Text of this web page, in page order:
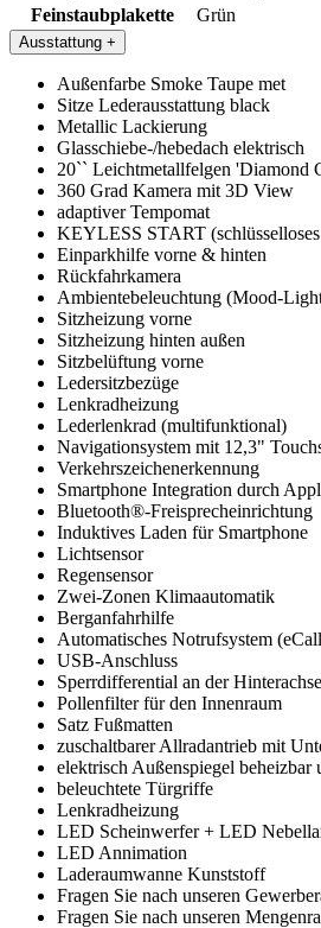
Feinstaubplakette
Grün
Ausstattung +
Außenfarbe Smoke Taupe met
Sitze Lederausstattung black
Metallic Lackierung
Glasschiebe-/hebedach elektrisch
20`` Leichtmetallfelgen 'Diamond
360 Grad Kamera mit 3D View
adaptiver Tempomat
KEYLESS START
Einparkhilfe vorne & hinten
Rückfahrkamera
Ambientebeleuchtung (Mood-
Sitzheizung vorne
Sitzheizung hinten außen
Sitzbelüftung vorne
Ledersitzbezüge
Lenkradheizung
Lederlenkrad (multifunktional)
Navigationsystem mit 12,3"
Verkehrszeichenerkennung
Smartphone Integration durch
Bluetooth®-Freisprecheinrichtung
Induktives Laden für Smartphone
Lichtsensor
Regensensor
Zwei-Zonen Klimaautomatik
Berganfahrhilfe
Automatisches Notrufsystem
USB-Anschluss
Sperrdifferential an der Hinterachse
Pollenfilter für den Innenraum
Satz Fußmatten
zuschaltbarer Allradantrieb mit
elektrisch Außenspiegel beheizbar
beleuchtete Türgriffe
Lenkradheizung
LED Scheinwerfer + LED
LED Annimation
Laderaumwanne Kunststoff
Fragen Sie nach unseren
Fragen Sie nach unseren